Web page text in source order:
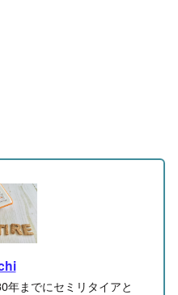
年までにセミリタイアと